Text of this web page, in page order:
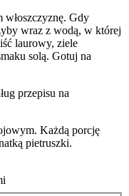
włoszczyznę. Gdy
wraz z wodą, w której
laurowy, ziele
solą. Gotuj na
przepisu na
Każdą porcję
pietruszki.